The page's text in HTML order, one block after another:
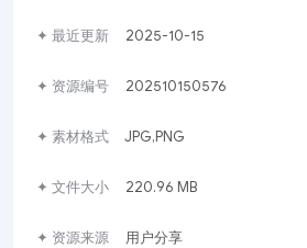
✦ 最近更新 2025-10-15
✦ 资源编号 202510150576
✦ 素材格式 JPG,PNG
✦ 文件大小 220.96 MB
✦ 资源来源 用户分享